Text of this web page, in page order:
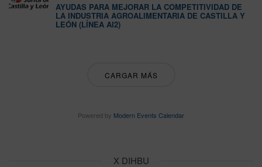
AYUDAS PARA MEJORAR LA COMPETITIVIDAD DE
LA INDUSTRIA AGROALIMENTARIA DE CASTILLA Y
LEÓN (LÍNEA AI2)
CARGAR MÁS
Powered by Modern Events Calendar
X DIHBU